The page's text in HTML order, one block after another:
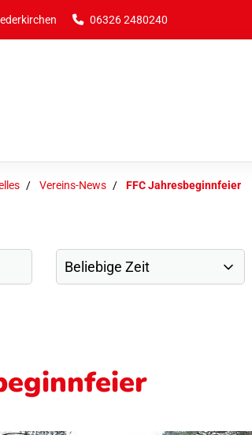
06326 2480240
Vereins-News FFC Jahresbeginnfeier